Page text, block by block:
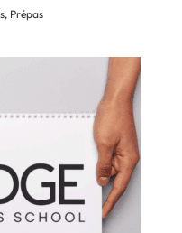
du cursus,
Prépas